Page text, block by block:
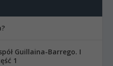
Guillaina-Barrego. I
1